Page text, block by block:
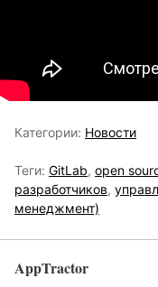
Категории: Новости
Теги: GitLab, open
разработчиков,
менеджмент)
AppTractor